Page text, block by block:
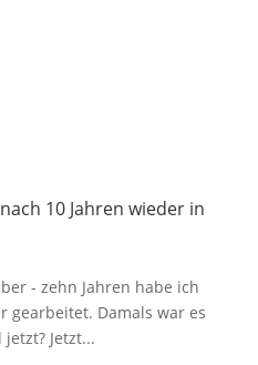
10 Jahren wieder in
- zehn Jahren habe ich
gearbeitet. Damals war es
Jetzt...